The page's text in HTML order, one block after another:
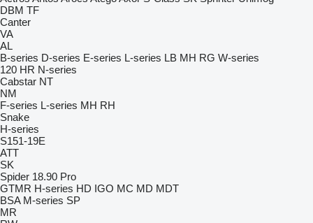
DBM TF
Canter
VA
AL
B-series D-series E-series L-series LB MH RG W-series
120 HR N-series
Cabstar NT
NM
F-series L-series MH RH
Snake
H-series
S151-19E
ATT
SK
Spider 18.90 Pro
GTMR H-series HD IGO MC MD MDT
BSA M-series SP
MR